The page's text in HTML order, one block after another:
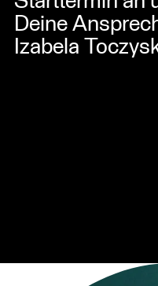
Deine
Izabela